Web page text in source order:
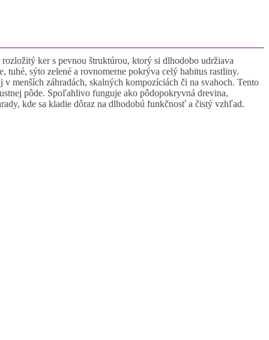
ker s pevnou štruktúrou, ktorý si dlhodobo udržiava
sýto zelené a rovnomerne pokrýva celý habitus rastliny.
menších záhradách, skalných kompozíciách či na svahoch. Tento
pôde. Spoľahlivo funguje ako pôdopokryvná drevina,
kde sa kladie dôraz na dlhodobú funkčnosť a čistý vzhľad.